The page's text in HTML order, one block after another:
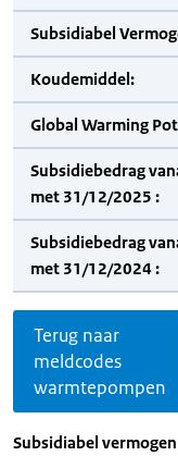
Subsidiabel
Koudemiddel:
Global Warming
Subsidiebedrag
met 31/12/2025 :
Subsidiebedrag
met 31/12/2024 :
Terug naar
meldcodes
warmtepompen
Subsidiabel